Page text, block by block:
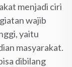
menjadi ciri
wajib
yaitu
masyarakat.
dibilang